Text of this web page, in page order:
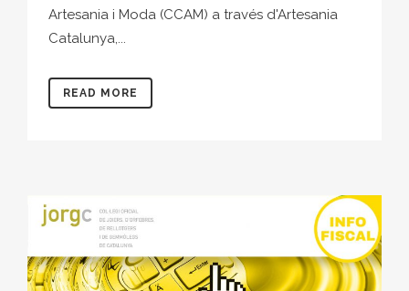
Artesania i Moda (CCAM) a través d'Artesania
Catalunya,...
READ MORE